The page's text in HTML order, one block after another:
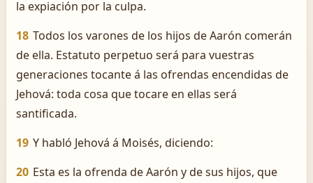
la expiación por la culpa.
18 Todos los varones de los hijos de Aarón comerán
de ella. Estatuto perpetuo será para vuestras
generaciones tocante á las ofrendas encendidas de
Jehová: toda cosa que tocare en ellas será
santificada.
19 Y habló Jehová á Moisés, diciendo:
20 Esta es la ofrenda de Aarón y de sus hijos, que